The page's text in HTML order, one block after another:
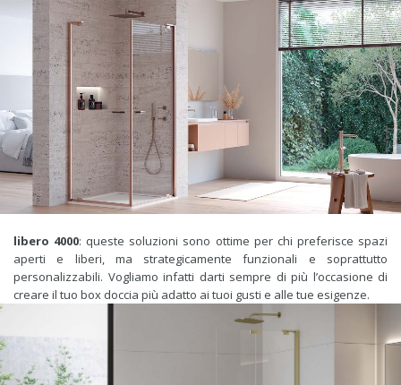
libero 4000: queste soluzioni sono ottime per chi preferisce spazi
aperti e liberi, ma strategicamente funzionali e soprattutto
personalizzabili. Vogliamo infatti darti sempre di più l’occasione di
creare il tuo box doccia più adatto ai tuoi gusti e alle tue esigenze.